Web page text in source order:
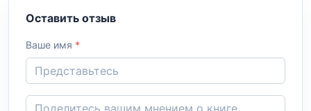
Оставить отзыв
Ваше имя *